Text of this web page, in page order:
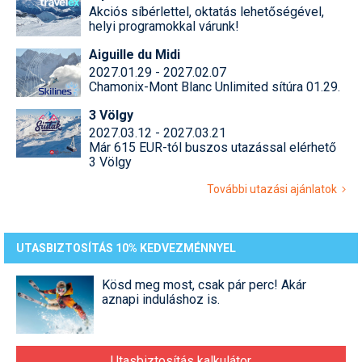
Akciós síbérlettel, oktatás lehetőségével,
helyi programokkal várunk!
Aiguille du Midi
2027.01.29 - 2027.02.07
Chamonix-Mont Blanc Unlimited sítúra 01.29.
3 Völgy
2027.03.12 - 2027.03.21
Már 615 EUR-tól buszos utazással elérhető
3 Völgy
További utazási ajánlatok
UTASBIZTOSÍTÁS 10% KEDVEZMÉNNYEL
Kösd meg most, csak pár perc! Akár
aznapi induláshoz is.